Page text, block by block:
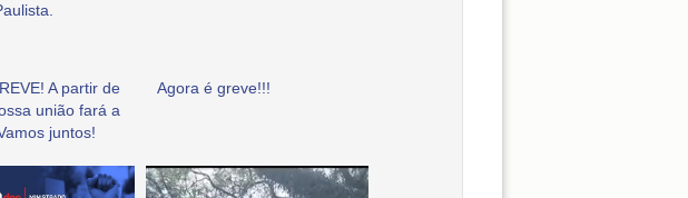
A partir de
união fará a
juntos!
Agora é greve!!!